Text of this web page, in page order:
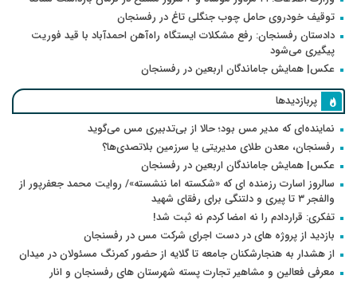
توقیف خودروی حامل چوب جنگلی تاغ در رفسنجان
دادستان رفسنجان: رفع مشکلات ایستگاه راه‌آهن احمدآباد با قید فوریت
پیگیری می‌شود
عکس| همایش جاماندگان اربعین در رفسنجان
پربازدیدها
نماینده‌ای که مدیر مس بود؛ حالا از بی‌تدبیری مس می‌گوید
رفسنجان، معدن طلای مدیریتی یا سرزمین بلاتصدی‌ها؟
عکس| همایش جاماندگان اربعین در رفسنجان
سالروز اسارت رزمنده ای که «شکسته اما ننشسته»/ روایت محمد جعفرپور از
والفجر ۳ تا پیری و دلتنگی برای رفقای شهید
تفکری: قراردادم را نه امضا کردم نه ثبت شد!
بازدید از پروژه های در دست اجرای شرکت مس در رفسنجان
از هشدار به هنجارشکنان جامعه تا گلایه از حضور کمرنگ مسئولان در میدان
معرفی فعالین و مشاهیر تجارت پسته شهرستان های رفسنجان و انار